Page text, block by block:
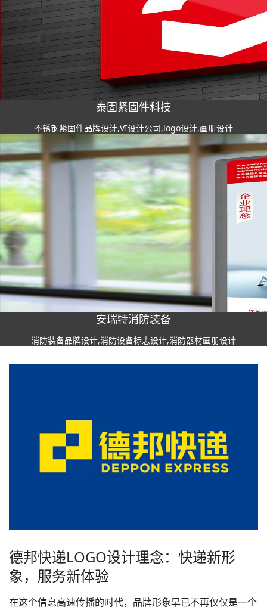
泰固紧固件科技
不锈钢紧固件品牌设计,VI设计公司,logo设计,画册设计
安瑞特消防装备
消防装备品牌设计,消防设备标志设计,消防器材画册设计
德邦快递LOGO设计理念：快递新形
象，服务新体验
在这个信息高速传播的时代， 品牌形象早已不再仅仅是一个